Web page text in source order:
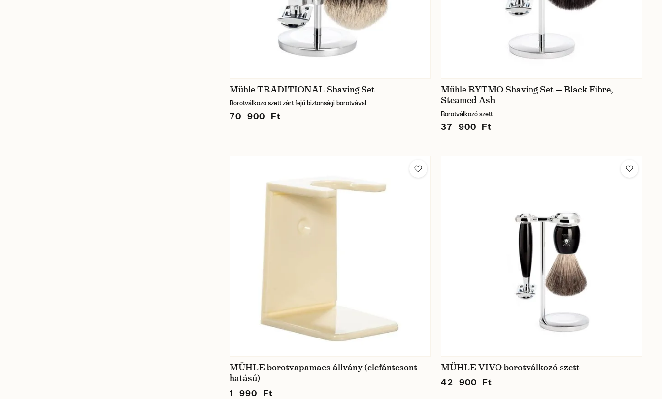
Mühle TRADITIONAL Shaving Set
Borotválkozó szett zárt fejű biztonsági borotvával
70 900 Ft
Mühle RYTMO Shaving Set — Black Fibre,
Steamed Ash
Borotválkozó szett
37 900 Ft
MÜHLE borotvapamacs-állvány (elefántcsont
hatású)
1 990 Ft
MÜHLE VIVO borotválkozó szett
42 900 Ft